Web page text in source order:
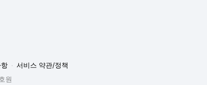
서비스 약관/정책
원